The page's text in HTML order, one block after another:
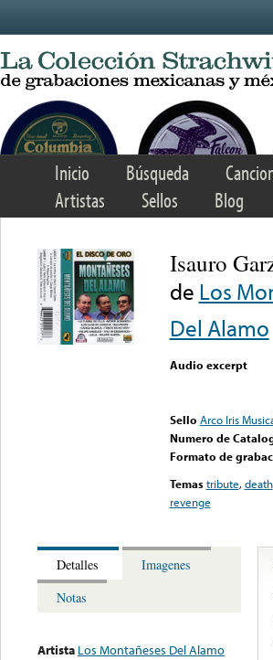
Inicio Búsqueda
Artistas
Sellos Blog
Isauro
de Los
Del Alamo
Audio excerpt
Sello Arco Iris
Numero de
Formato de
Temas tribute,death
revenge
Detalles
Imagenes
Notas
Artista Los Montañeses Del Alamo